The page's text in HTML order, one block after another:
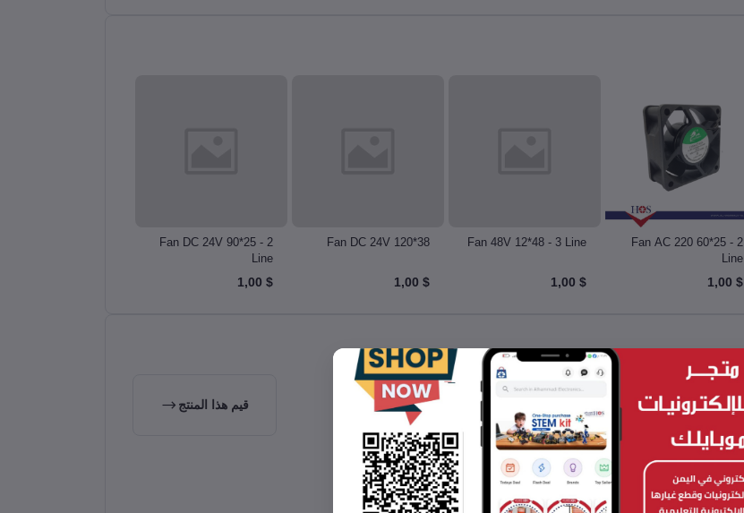
Fan AC 220 60*25 - 2
Line
$ 1,00
Fan 48V 12*48 - 3 Line
$ 1,00
Fan DC 24V 120*38
$ 1,00
Fan DC 24V 90*25 - 2
Line
$ 1,00
قيم هذا المنتج
No reviews found!